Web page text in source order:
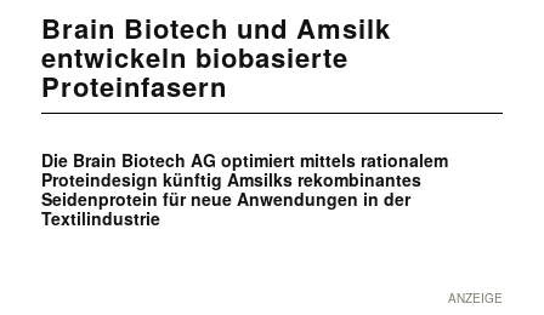
Brain Biotech und Amsilk
entwickeln biobasierte
Proteinfasern
Die Brain Biotech AG optimiert mittels rationalem
Proteindesign künftig Amsilks rekombinantes
Seidenprotein für neue Anwendungen in der
Textilindustrie
ANZEIGE